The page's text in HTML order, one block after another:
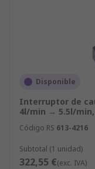
Disponible
Interruptor de
4l/min → 5.5l/
Código RS 613-4216
Subtotal (1 unidad)
322,55 €(exc. IVA)